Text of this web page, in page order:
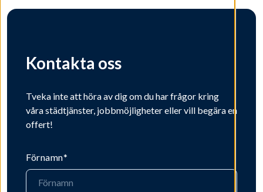
Kontakta oss
Tveka inte att höra av dig om du har frågor kring
våra städtjänster, jobbmöjligheter eller vill begära en
offert!
Förnamn*